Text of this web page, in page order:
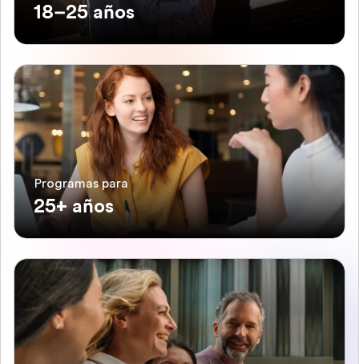
18–25 años
Programas para
25+ años